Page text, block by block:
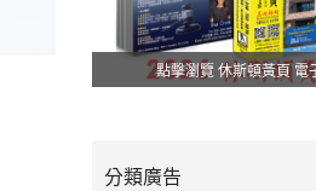
點擊瀏覽 休斯頓黃頁 電
分類廣告